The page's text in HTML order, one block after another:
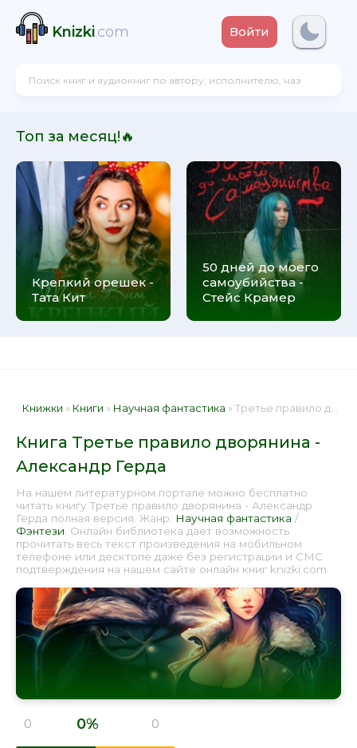
Knizki.com Войти
Топ за месяц!🔥
Крепкий орешек -
Тата Кит
50 дней до моего
самоубийства -
Стейс Крамер
Книжки » Книги » Научная фантастика » Третье правило дворянина - Александр Герда 📕 - Книга онлайн бесплатно
Книга Третье правило дворянина -
Александр Герда
На нашем литературном портале можно бесплатно
читать книгу Третье правило дворянина - Александр
Герда полная версия. Жанр: Научная фантастика /
Фэнтези . Онлайн библиотека дает возможность
прочитать весь текст произведения на мобильном
телефоне или десктопе даже без регистрации и СМС
подтверждения на нашем сайте онлайн книг knizki.com.
0 0% 0